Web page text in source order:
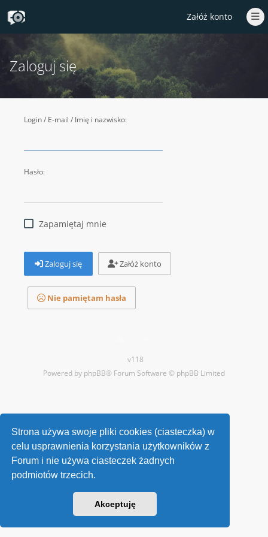
Strona używa swoje pliki cookies (ciasteczka) w
celu usprawnienia korzystania użytkowników z
Forum i nie używa ciasteczek żadnych
podmiotów trzecich.
Akceptuję
Załóż konto
Zaloguj się
Login / E-mail / Imię i nazwisko:
Hasło:
Zapamiętaj mnie
Zaloguj się Załóż konto
Nie pamiętam hasła
v118
Powered by phpBB® Forum Software © phpBB Limited